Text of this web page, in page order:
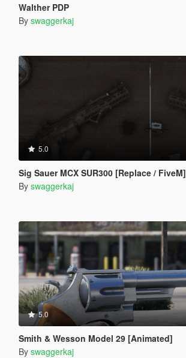
Walther PDP
By swaggerkaj
5.0
Sig Sauer MCX SUR300 [Replace / FiveM]
By swaggerkaj
5.0
Smith & Wesson Model 29 [Animated]
By swaggerkaj